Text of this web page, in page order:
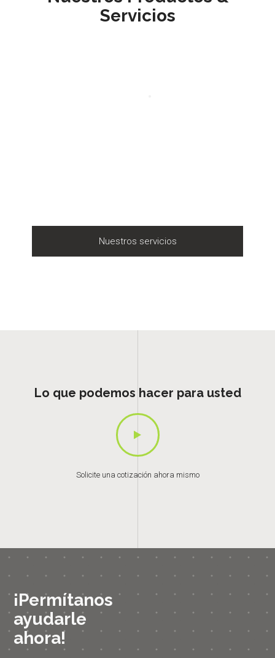
Servicios
Nuestros servicios
Lo que podemos hacer para usted
Solicite una cotización ahora mismo
¡Permítanos
ayudarle
ahora!